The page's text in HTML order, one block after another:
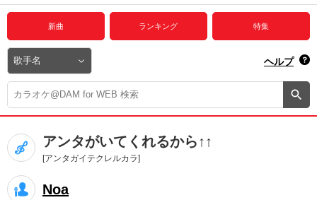
動画からさがす 録音からさがす
プレミアムサービス
DAM★とも動画
DAM★とも録音
カラオケ＠DAM
ユーザー検索
キャンペーン
新曲 ランキング 特集
ヘルプ
アンタがいてくれるから↑↑
[アンタガイテクレルカラ]
Noa